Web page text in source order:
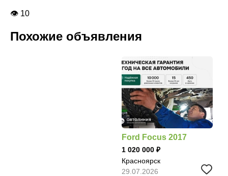
👁 10
Похожие объявления
Ford Focus 2017
1 020 000
Красноярск
29.07.2026